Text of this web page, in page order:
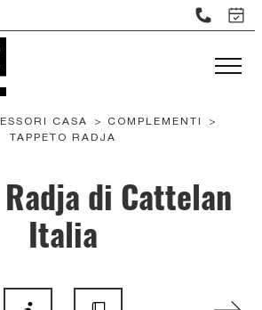
CASA > COMPLEMENTI
>
TAPPETO RADJA
di Cattelan
Italia